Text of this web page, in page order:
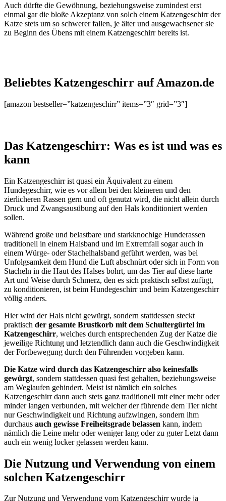
Auch dürfte die Gewöhnung, beziehungsweise zumindest erst
einmal gar die bloße Akzeptanz von solch einem Katzengeschirr der
Katze stets um so schwerer fallen, je älter und ausgewachsener sie
zu Beginn des Übens mit einem Katzengeschirr bereits ist.
Beliebtes Katzengeschirr auf Amazon.de
[amazon bestseller=”katzengeschirr” items=”3″ grid=”3″]
Das Katzengeschirr: Was es ist und was es
kann
Ein Katzengeschirr ist quasi ein Äquivalent zu einem
Hundegeschirr, wie es vor allem bei den kleineren und den
zierlicheren Rassen gern und oft genutzt wird, die nicht allein durch
Druck und Zwangsausübung auf den Hals konditioniert werden
sollen.
Während große und belastbare und starkknochige Hunderassen
traditionell in einem Halsband und im Extremfall sogar auch in
einem Würge- oder Stachelhalsband geführt werden, was bei
Unfolgsamkeit dem Hund die Luft abschnürt oder sich in Form von
Stacheln in die Haut des Halses bohrt, um das Tier auf diese harte
Art und Weise durch Schmerz, den es sich praktisch selbst zufügt,
zu konditionieren, ist beim Hundegeschirr und beim Katzengeschirr
völlig anders.
Hier wird der Hals nicht gewürgt, sondern stattdessen steckt
praktisch der gesamte Brustkorb mit dem Schultergürtel im
Katzengeschirr, welches durch entsprechenden Zug der Katze die
jeweilige Richtung und letztendlich dann auch die Geschwindigkeit
der Fortbewegung durch den Führenden vorgeben kann.
Die Katze wird durch das Katzengeschirr also keinesfalls
gewürgt, sondern stattdessen quasi fest gehalten, beziehungsweise
am Weglaufen gehindert. Meist ist nämlich ein solches
Katzengeschirr dann auch stets ganz traditionell mit einer mehr oder
minder langen verbunden, mit welcher der führende dem Tier nicht
nur Geschwindigkeit und Richtung aufzwingen, sondern ihm
durchaus auch gewisse Freiheitsgrade belassen kann, indem
nämlich die Leine mehr oder weniger lang oder zu guter Letzt dann
auch ein wenig locker gelassen werden kann.
Die Nutzung und Verwendung von einem
solchen Katzengeschirr
Zur Nutzung und Verwendung vom Katzengeschirr wurde ja